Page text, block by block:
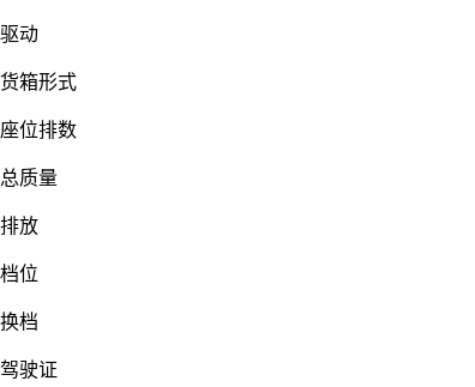
驱动
货箱形式
座位排数
总质量
排放
档位
换档
驾驶证